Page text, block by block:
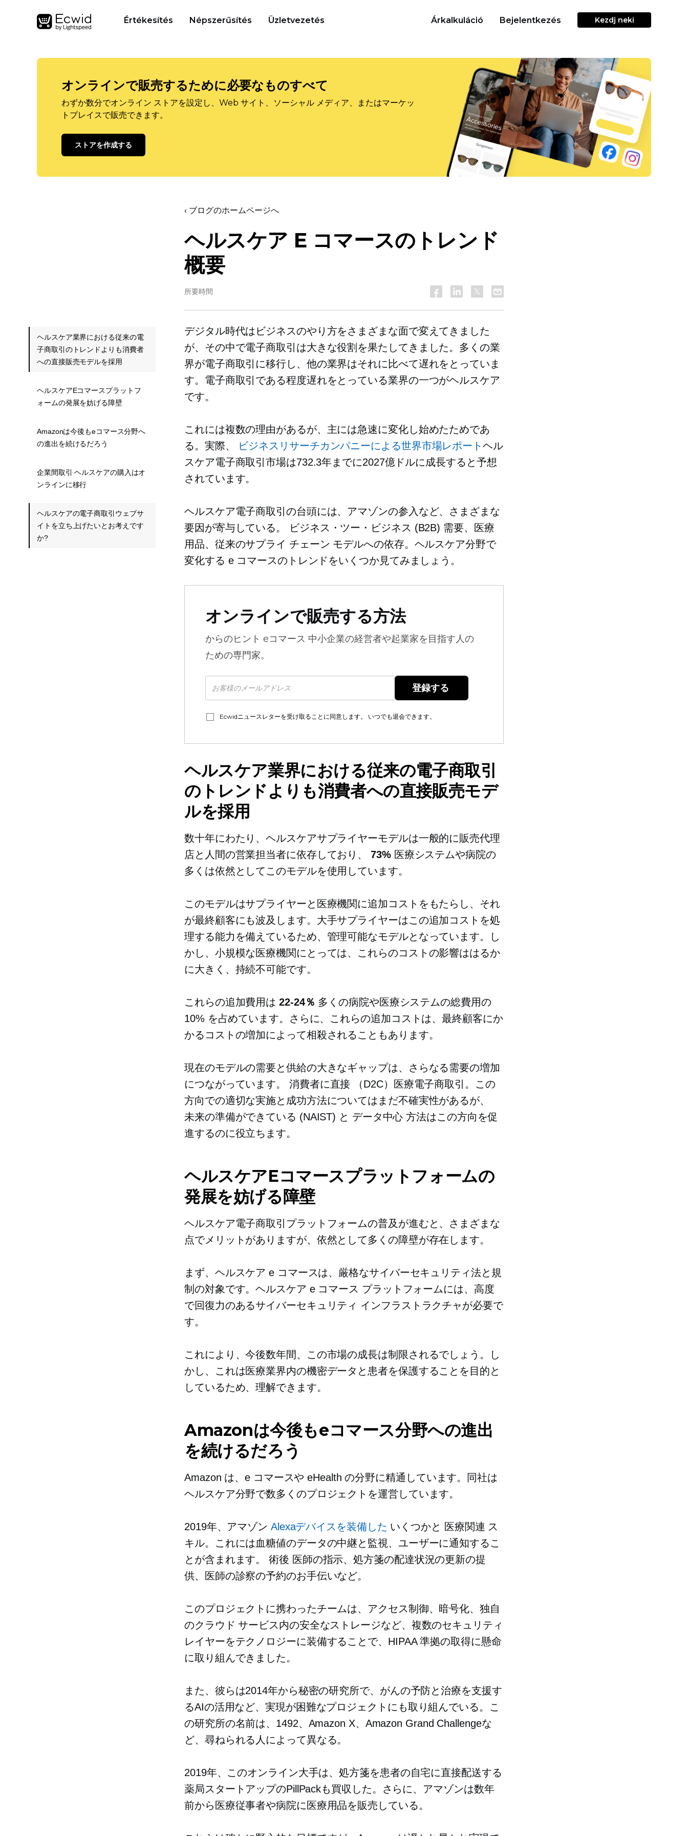
Értékesítés Népszerűsítés Üzletvezetés Árkalkuláció Bejelentkezés Kezdj neki
オンラインで販売するために必要なものすべて
わずか数分でオンライン ストアを設定し、Web サイト、ソーシャル メディア、またはマーケッ
トプレイスで販売できます。
ストアを作成する
‹ ブログのホームページへ
ヘルスケア E コマースのトレンド
概要
所要時間
デジタル時代はビジネスのやり方をさまざまな面で変えてきました
が、その中で電子商取引は大きな役割を果たしてきました。多くの業
界が電子商取引に移行し、他の業界はそれに比べて遅れをとっていま
す。電子商取引である程度遅れをとっている業界の一つがヘルスケア
です。
これには複数の理由があるが、主には急速に変化し始めたためであ
る。実際、
ビジネスリサーチカンパニーによる世界市場レポートヘル
スケア電子商取引市場は732.3年までに2027億ドルに成長すると予想
されています。
ヘルスケア電子商取引の台頭には、アマゾンの参入など、さまざまな
要因が寄与している。
ビジネス・ツー・ビジネス (B2B) 需要、医療
用品、従来のサプライ チェーン モデルへの依存。ヘルスケア分野で
変化する e コマースのトレンドをいくつか見てみましょう。
オンラインで販売する方法
からのヒント eコマース 中小企業の経営者や起業家を目指す人の
ための専門家。
Ecwidニュースレターを受け取ることに同意します。 いつでも退会できます。
ヘルスケア業界における従来の電子商取引
のトレンドよりも消費者への直接販売モデ
ルを採用
数十年にわたり、ヘルスケアサプライヤーモデルは一般的に販売代理
店と人間の営業担当者に依存しており、73%医療システムや病院の
多くは依然としてこのモデルを使用しています。
このモデルはサプライヤーと医療機関に追加コストをもたらし、それ
が最終顧客にも波及します。大手サプライヤーはこの追加コストを処
理する能力を備えているため、管理可能なモデルとなっています。し
かし、小規模な医療機関にとっては、これらのコストの影響ははるか
に大きく、持続不可能です。
これらの追加費用は 22-24％ 多くの病院や医療システムの総費用の
10% を占めています。さらに、これらの追加コストは、最終顧客にか
かるコストの増加によって相殺されることもあります。
現在のモデルの需要と供給の大きなギャップは、さらなる需要の増加
につながっています。 消費者に直接 （D2C）医療電子商取引。この
方向での適切な実施と成功方法についてはまだ不確実性があるが、
未来の準備ができている (NAIST) と データ中心 方法はこの方向を促
進するのに役立ちます。
ヘルスケアEコマースプラットフォームの
発展を妨げる障壁
ヘルスケア電子商取引プラットフォームの普及が進むと、さまざまな
点でメリットがありますが、依然として多くの障壁が存在します。
まず、ヘルスケア e コマースは、厳格なサイバーセキュリティ法と規
制の対象です。ヘルスケア e コマース プラットフォームには、高度
で回復力のあるサイバーセキュリティ インフラストラクチャが必要で
す。
これにより、今後数年間、この市場の成長は制限されるでしょう。し
かし、これは医療業界内の機密データと患者を保護することを目的と
しているため、理解できます。
Amazonは今後もeコマース分野への進出
を続けるだろう
Amazon は、e コマースや eHealth の分野に精通しています。同社は
ヘルスケア分野で数多くのプロジェクトを運営しています。
2019年、アマゾン Alexaデバイスを装備した いくつかと 医療関連 ス
キル。これには血糖値のデータの中継と監視、ユーザーに通知するこ
とが含まれます。術後 医師の指示、処方箋の配達状況の更新の提
供、医師の診察の予約のお手伝いなど。
このプロジェクトに携わったチームは、アクセス制御、暗号化、独自
のクラウド サービス内の安全なストレージなど、複数のセキュリティ
レイヤーをテクノロジーに装備することで、HIPAA 準拠の取得に懸命
に取り組んできました。
また、彼らは2014年から秘密の研究所で、がんの予防と治療を支援す
るAIの活用など、実現が困難なプロジェクトにも取り組んでいる。こ
の研究所の名前は、1492、Amazon X、Amazon Grand Challengeな
ど、尋ねられる人によって異なる。
2019年、このオンライン大手は、処方箋を患者の自宅に直接配送する
薬局スタートアップのPillPackも買収した。さらに、アマゾンは数年
前から医療従事者や病院に医療用品を販売している。
ヘルスケア業界における従来の電
子商取引のトレンドよりも消費者
への直接販売モデルを採用
ヘルスケアEコマースプラットフ
ォームの発展を妨げる障壁
Amazonは今後もeコマース分野へ
の進出を続けるだろう
企業間取引 ヘルスケアの購入はオ
ンラインに移行
ヘルスケアの電子商取引ウェブサ
イトを立ち上げたいとお考えです
か?